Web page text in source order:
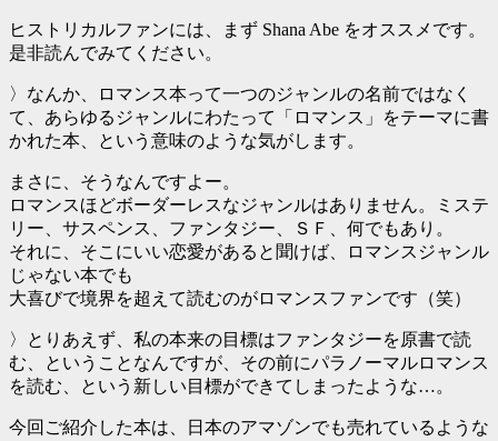
ヒストリカルファンには、まず Shana Abe をオススメです。
是非読んでみてください。
〉なんか、ロマンス本って一つのジャンルの名前ではなく
て、あらゆるジャンルにわたって「ロマンス」をテーマに書
かれた本、という意味のような気がします。
まさに、そうなんですよー。
ロマンスほどボーダーレスなジャンルはありません。ミステ
リー、サスペンス、ファンタジー、ＳＦ、何でもあり。
それに、そこにいい恋愛があると聞けば、ロマンスジャンル
じゃない本でも
大喜びで境界を超えて読むのがロマンスファンです（笑）
〉とりあえず、私の本来の目標はファンタジーを原書で読
む、ということなんですが、その前にパラノーマルロマンス
を読む、という新しい目標ができてしまったような…。
今回ご紹介した本は、日本のアマゾンでも売れているような